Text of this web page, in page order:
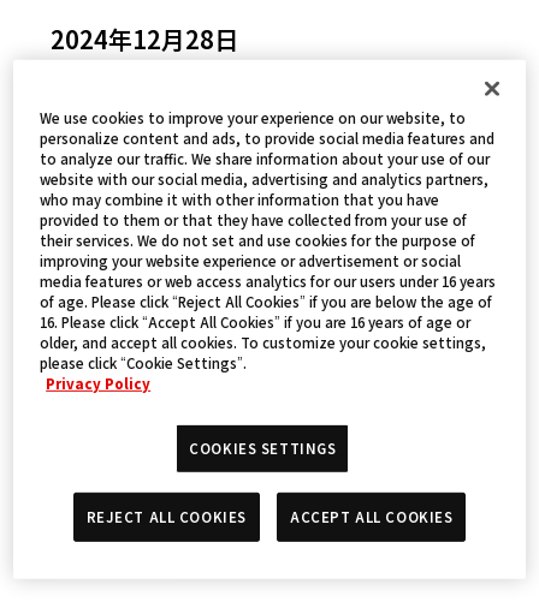
2024年12月28日
比賽形式
1on1
報名方式
BANDAI TCG+
報名期間
We use cookies to improve your experience on our website, to
personalize content and ads, to provide social media features and
to analyze our traffic. We share information about your use of our
website with our social media, advertising and analytics partners,
who may combine it with other information that you have
provided to them or that they have collected from your use of
their services. We do not set and use cookies for the purpose of
improving your website experience or advertisement or social
media features or web access analytics for our users under 16 years
of age. Please click “Reject All Cookies” if you are below the age of
16. Please click “Accept All Cookies” if you are 16 years of age or
older, and accept all cookies. To customize your cookie settings,
please click “Cookie Settings”.
Privacy Policy
COOKIES SETTINGS
REJECT ALL COOKIES ACCEPT ALL COOKIES